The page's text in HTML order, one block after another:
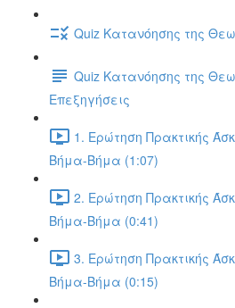
Quiz Κατανόησης της
Quiz Κατανόησης της
Επεξηγήσεις
1. Ερώτηση Πρακτικής
Βήμα-Βήμα (1:07)
2. Ερώτηση Πρακτικής
Βήμα-Βήμα (0:41)
3. Ερώτηση Πρακτικής
Βήμα-Βήμα (0:15)